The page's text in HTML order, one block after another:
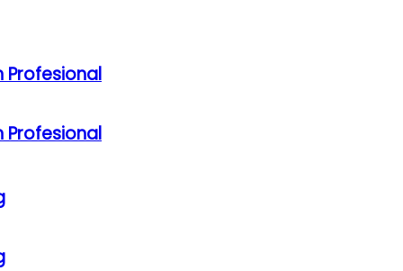
Profesional
Profesional